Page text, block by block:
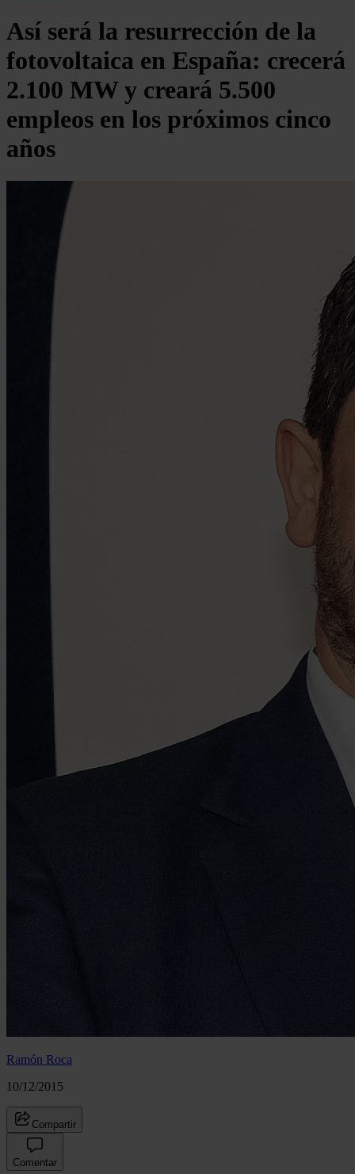
Así será la resurrección de la
fotovoltaica en España: crecerá
2.100 MW y creará 5.500
empleos en los próximos cinco
años
Ramón Roca
10/12/2015
Compartir
Comentar